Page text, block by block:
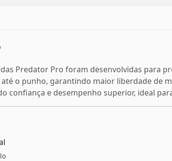
Predator Pro foram desenvolvidas para
o punho, garantindo maior liberdade de
confiança e desempenho superior, ideal